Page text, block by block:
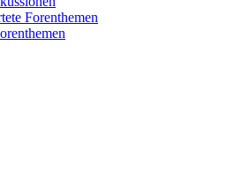
Forenthemen